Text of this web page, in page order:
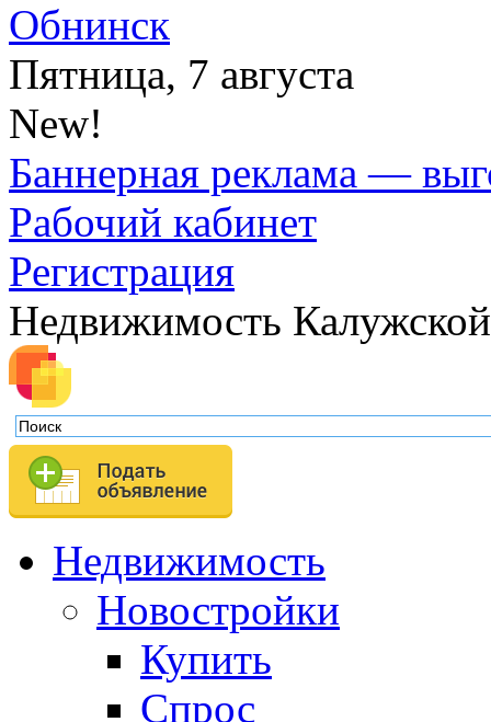
Обнинск
Пятница, 7 августа
New!
Баннерная реклама —
Рабочий кабинет
Регистрация
Недвижимость
Недвижимость
Новостройки
Купить
Спрос